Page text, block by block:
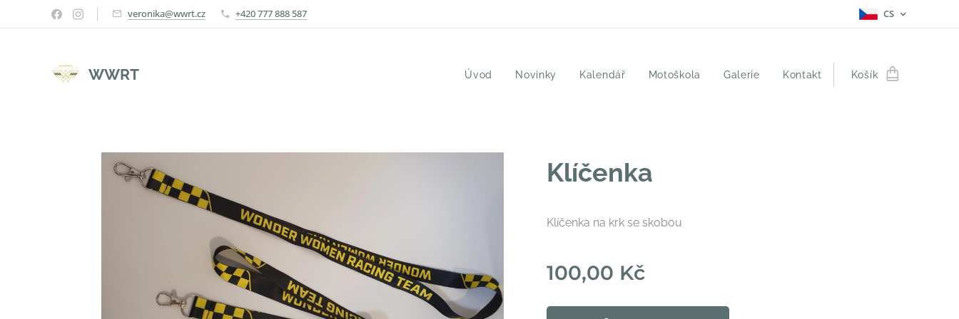
veronika@wwrt.cz +420 777 888 587 CS
WWRT Úvod Novinky Kalendář Motoškola Galerie Kontakt Košík
Klíčenka
Klíčenka na krk se skobou
100,00 Kč